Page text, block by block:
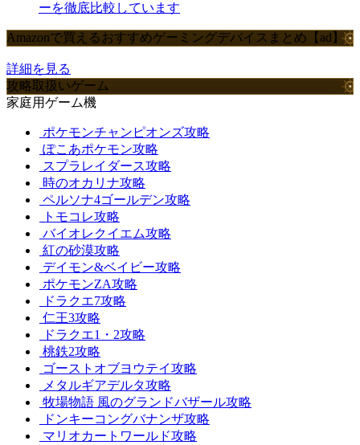
ーを徹底比較しています
Amazonで買えるおすすめゲーミングデバイスまとめ【ad】
詳細を見る
攻略取扱いゲーム
家庭用ゲーム機
ポケモンチャンピオンズ攻略
ぽこあポケモン攻略
スプラレイダース攻略
時のオカリナ攻略
ペルソナ4ゴールデン攻略
トモコレ攻略
バイオレクイエム攻略
紅の砂漠攻略
デイモン&ベイビー攻略
ポケモンZA攻略
ドラクエ7攻略
仁王3攻略
ドラクエ1・2攻略
桃鉄2攻略
ゴーストオブヨウテイ攻略
メタルギアデルタ攻略
牧場物語 風のグランドバザール攻略
ドンキーコングバナンザ攻略
マリオカートワールド攻略